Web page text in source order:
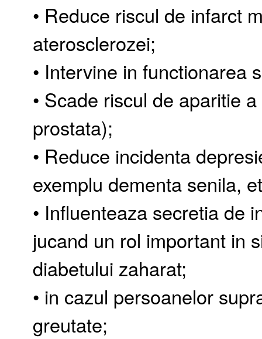
• Reduce riscul de infarct
aterosclerozei;
• Intervine in functionarea
• Scade riscul de aparitie
prostata);
• Reduce incidenta
exemplu dementa senila,
• Influenteaza secretia de
jucand un rol important in
diabetului zaharat;
• in cazul persoanelor
greutate;